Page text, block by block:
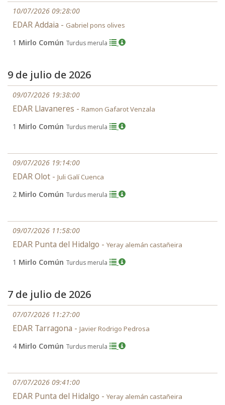
10/07/2026 09:28:00
EDAR Addaia - Gabriel pons olives
1 Mirlo Común Turdus merula
9 de julio de 2026
09/07/2026 19:38:00
EDAR Llavaneres - Ramon Gafarot Venzala
1 Mirlo Común Turdus merula
09/07/2026 19:14:00
EDAR Olot - Juli Galí Cuenca
2 Mirlo Común Turdus merula
09/07/2026 11:58:00
EDAR Punta del Hidalgo - Yeray alemán castañeira
1 Mirlo Común Turdus merula
7 de julio de 2026
07/07/2026 11:27:00
EDAR Tarragona - Javier Rodrigo Pedrosa
4 Mirlo Común Turdus merula
07/07/2026 09:41:00
EDAR Punta del Hidalgo - Yeray alemán castañeira